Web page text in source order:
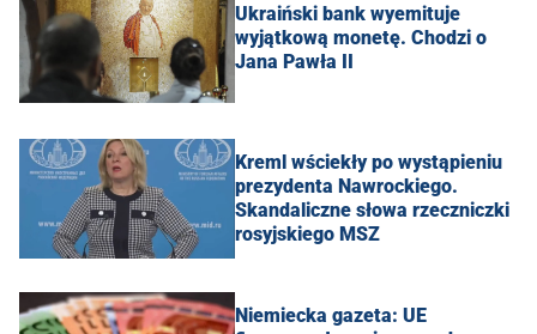
Ukraiński bank wyemituje
wyjątkową monetę. Chodzi o
Jana Pawła II
Kreml wściekły po wystąpieniu
prezydenta Nawrockiego.
Skandaliczne słowa rzeczniczki
rosyjskiego MSZ
Niemiecka gazeta: UE